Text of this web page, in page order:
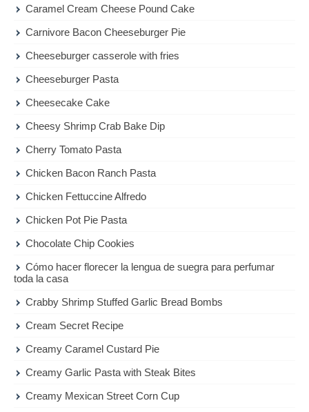
Caramel Cream Cheese Pound Cake
Carnivore Bacon Cheeseburger Pie
Cheeseburger casserole with fries
Cheeseburger Pasta
Cheesecake Cake
Cheesy Shrimp Crab Bake Dip
Cherry Tomato Pasta
Chicken Bacon Ranch Pasta
Chicken Fettuccine Alfredo
Chicken Pot Pie Pasta
Chocolate Chip Cookies
Cómo hacer florecer la lengua de suegra para perfumar
toda la casa
Crabby Shrimp Stuffed Garlic Bread Bombs
Cream Secret Recipe
Creamy Caramel Custard Pie
Creamy Garlic Pasta with Steak Bites
Creamy Mexican Street Corn Cup